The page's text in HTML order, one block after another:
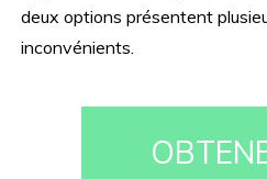
deux options présentent
inconvénients.